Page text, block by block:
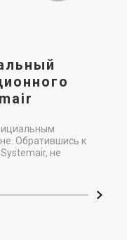
Обратившись к
не